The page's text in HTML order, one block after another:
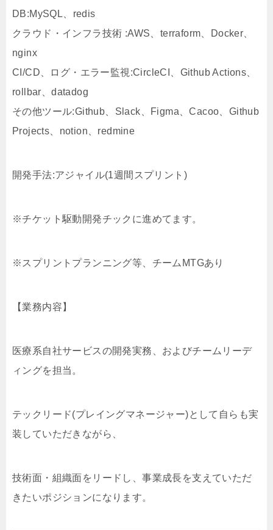
DB:MySQL、redis
クラウド・インフラ技術 :AWS、terraform、Docker、
nginx
CI/CD、ログ・エラー監視:CircleCI、Github Actions、
rollbar、datadog
その他ツール:Github、Slack、Figma、Cacoo、Github
Projects、notion、redmine
開発手法:アジャイル(1週間スプリント)
※チケット駆動開発チックに進めてます。
※スプリントプランニング等、チームMTGあり
【業務内容】
医療系自社サービスの開発実務、およびチームリーデ
ィングを担当。
テックリード(プレイングマネージャー)として自らも実
装していただきながら、
技術面・組織面をリードし、事業成長を支えていただ
きたいポジションになります。